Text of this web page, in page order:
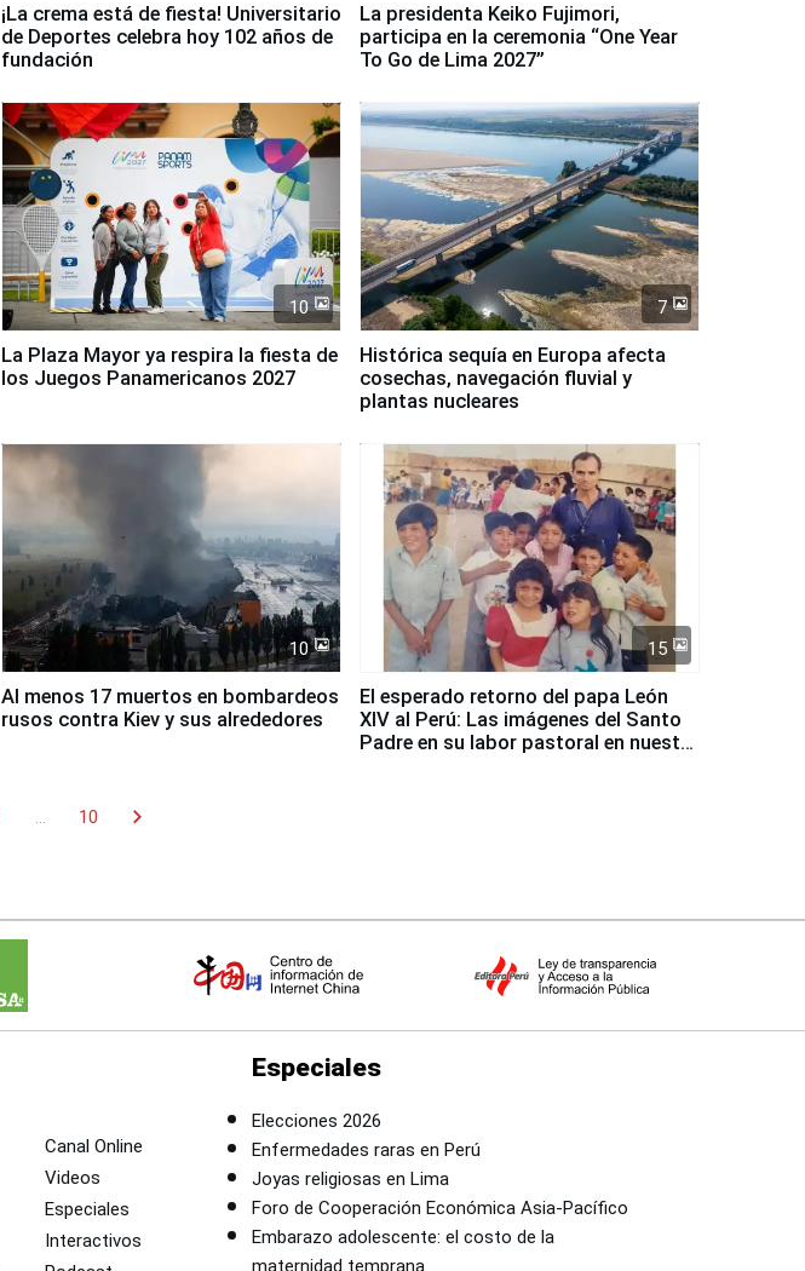
¡La crema está de fiesta! Universitario
de Deportes celebra hoy 102 años de
fundación
La presidenta Keiko Fujimori,
participa en la ceremonia “One Year
To Go de Lima 2027”
10
La Plaza Mayor ya respira la fiesta de
los Juegos Panamericanos 2027
7
Histórica sequía en Europa afecta
cosechas, navegación fluvial y
plantas nucleares
10
Al menos 17 muertos en bombardeos
rusos contra Kiev y sus alrededores
15
El esperado retorno del papa León
XIV al Perú: Las imágenes del Santo
Padre en su labor pastoral en nuestro
... 10 chevron_right
Canal Online
Videos
Especiales
Interactivos
Especiales
Elecciones 2026
Enfermedades raras en Perú
Joyas religiosas en Lima
Foro de Cooperación Económica Asia-Pacífico
Embarazo adolescente: el costo de la
maternidad temprana